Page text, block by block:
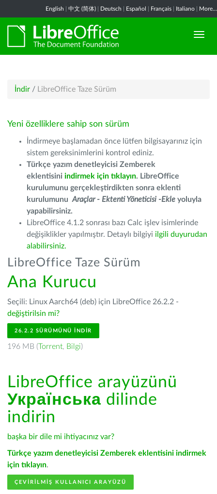
English 中文 (简体) Deutsch Español Français Italiano More...
İndir / LibreOffice Taze Sürüm
Yeni özelliklere sahip son sürüm
İndirmeye başlamadan önce lütfen bilgisayarınız için
sistem gereksinimlerini kontrol ediniz.
Türkçe yazım denetleyicisi Zemberek
eklentisini indirmek için tıklayın. LibreOffice
kurulumunu gerçekleştirdikten sonra eklenti
kurulumunu Araçlar - Ektenti Yöneticisi -Ekle yoluyla
yapabilirsiniz.
LibreOffice 4.1.2 sonrası bazı Calc işlev isimlerinde
değişiklikler yapılmıştır. Detaylı bilgiyi ilgili duyurudan
alabilirsiniz.
LibreOffice Taze Sürüm
Ana Kurucu
Seçili: Linux Aarch64 (deb) için LibreOffice 26.2.2 -
değiştirilsin mi?
26.2.2 SÜRÜMÜNÜ İNDIR
196 MB (Torrent, Bilgi)
LibreOffice arayüzünü
Українська dilinde
indirin
başka bir dile mi ihtiyacınız var?
Türkçe yazım denetleyicisi Zemberek eklentisini indirmek
için tıklayın.
ÇEVIRILMIŞ KULLANICI ARAYÜZÜ